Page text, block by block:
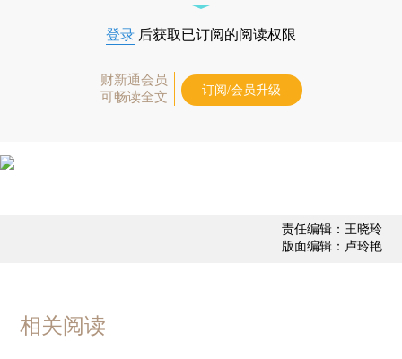
登录 后获取已订阅的阅读权限
财新通会员
可畅读全文
订阅/会员升级
责任编辑：王晓玲
版面编辑：卢玲艳
相关阅读